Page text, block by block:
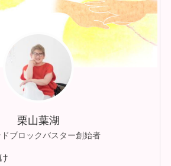
栗山葉湖
ブロックバスター創始者